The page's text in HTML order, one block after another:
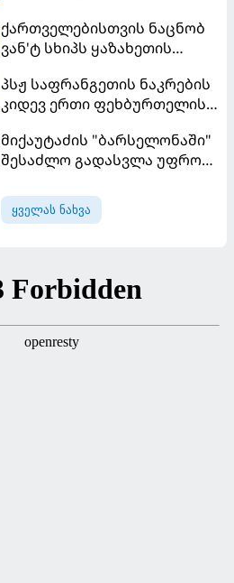
ქართველებისთვის ნაცნობ
ვან'ტ სხიპს ყაზახეთის
პსჟ საფრანგეთის ნაკრების
კიდევ ერთი ფეხბურთელის
მიქაუტაძის "ბარსელონაში"
შესაძლო გადასვლა უფრო
ესაუბრა ქართველი
კატალონიელთა მთავარ
ყველას ნახვა